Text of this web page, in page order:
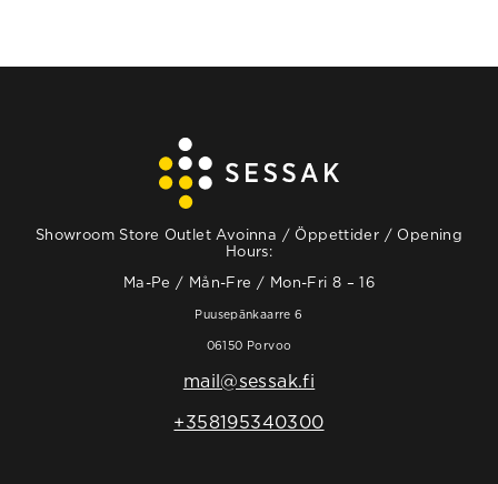
Showroom Store Outlet Avoinna / Öppettider / Opening
Hours:
Ma-Pe / Mån-Fre / Mon-Fri 8 – 16
Puusepänkaarre 6
06150 Porvoo
mail@sessak.fi
+358195340300